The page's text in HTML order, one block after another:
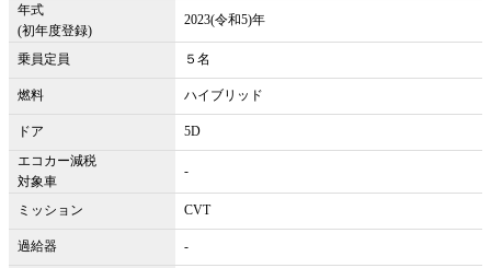
年式
(初年度登録)
2023(令和5)年
乗員定員 ５名
燃料 ハイブリッド
ドア
5D
エコカー減税
対象車
-
ミッション CVT
過給器 -